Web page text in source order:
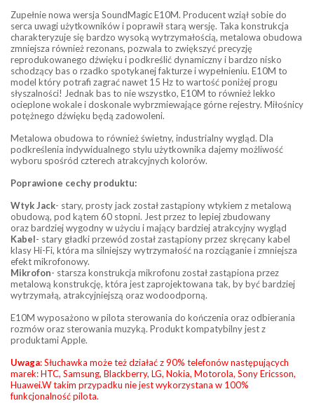
Zupełnie nowa wersja SoundMagic E10M. Producent wziął sobie do
serca uwagi użytkowników i poprawił starą wersję. Taka konstrukcja
charakteryzuje się bardzo wysoką wytrzymałością, metalowa obudowa
zmniejsza również rezonans, pozwala to zwiększyć precyzję
reprodukowanego dźwięku i podkreślić dynamiczny i bardzo nisko
schodzący bas o rzadko spotykanej fakturze i wypełnieniu. E10M to
model który potrafi zagrać nawet 15 Hz to wartość poniżej progu
słyszalności! Jednak bas to nie wszystko, E10M to również lekko
ocieplone wokale i doskonale wybrzmiewające górne rejestry. Miłośnicy
potężnego dźwięku będą zadowoleni.
Metalowa obudowa to również świetny, industrialny wygląd. Dla
podkreślenia indywidualnego stylu użytkownika dajemy możliwość
wyboru spośród czterech atrakcyjnych kolorów.
Poprawione cechy produktu:
Wtyk Jack- stary, prosty jack został zastąpiony wtykiem z metalową
obudową, pod kątem 60 stopni. Jest przez to lepiej zbudowany
oraz bardziej wygodny w użyciu i mający bardziej atrakcyjny wygląd
Kabel- stary gładki przewód został zastąpiony przez skręcany kabel
klasy Hi-Fi, która ma silniejszy wytrzymałość na rozciąganie i zmniejsza
efekt mikrofonowy.
Mikrofon- starsza konstrukcja mikrofonu został zastąpiona przez
metalową konstrukcję, która jest zaprojektowana tak, by być bardziej
wytrzymałą, atrakcyjniejszą oraz wodoodporną.
E10M wyposażono w pilota sterowania do kończenia oraz odbierania
rozmów oraz sterowania muzyką. Produkt kompatybilny jest z
produktami Apple.
Uwaga: Słuchawka może też działać z 90% telefonów następujących
marek: HTC, Samsung, Blackberry, LG, Nokia, Motorola, Sony Ericsson,
Huawei.W takim przypadku nie jest wykorzystana w 100%
funkcjonalność pilota.